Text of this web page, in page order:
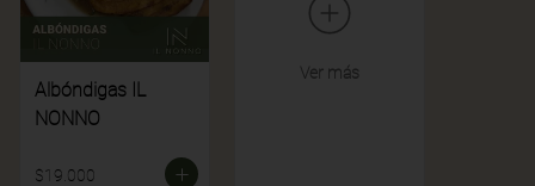
Albóndigas IL
NONNO
$19.000
Ver más